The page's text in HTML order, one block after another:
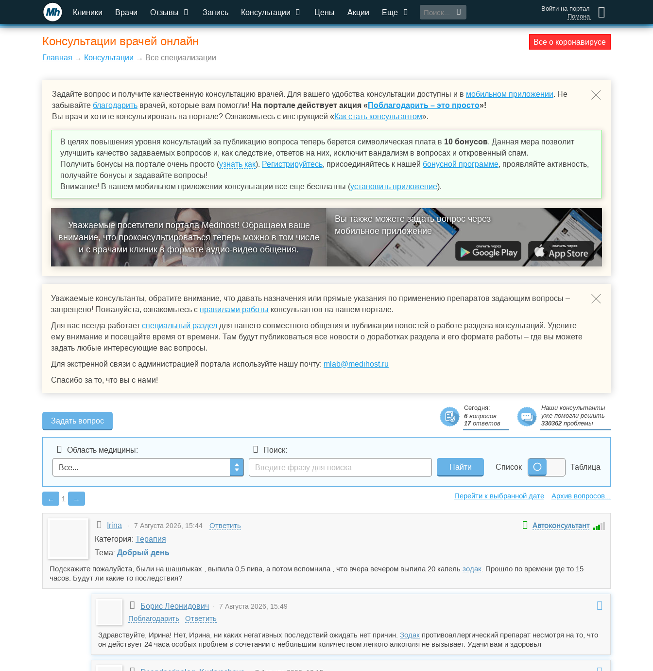
Клиники Врачи Отзывы Запись Консультации Цены Акции Еще
Войти на портал
Помона
Консультации врачей онлайн
Все о коронавирусе
Главная → Консультации → Все специализации
Задайте вопрос и получите качественную консультацию врачей. Для вашего удобства консультации доступны и в мобильном приложении. Не
забывайте благодарить врачей, которые вам помогли! На портале действует акция « Поблагодарить – это просто»!
Вы врач и хотите консультировать на портале? Ознакомьтесь с инструкцией «Как стать консультантом».
В целях повышения уровня консультаций за публикацию вопроса теперь берется символическая плата в 10 бонусов. Данная мера позволит
улучшить качество задаваемых вопросов и, как следствие, ответов на них, исключит вандализм в вопросах и откровенный спам.
Получить бонусы на портале очень просто (узнать как). Регистрируйтесь, присоединяйтесь к нашей бонусной программе, проявляйте активность,
получайте бонусы и задавайте вопросы!
Внимание! В нашем мобильном приложении консультации все еще бесплатны (установить приложение).
Уважаемые посетители портала Medihost! Обращаем ваше
внимание, что проконсультироваться теперь можно в том числе
и с врачами клиник в формате аудио-видео общения.
Вы также можете задать вопрос через
мобильное приложение
Уважаемые консультанты, обратите внимание, что давать назначения или прямые указания по применению препаратов задающим вопросы –
запрещено! Пожалуйста, ознакомьтесь с правилами работы консультантов на нашем портале.
Для вас всегда работает специальный раздел для нашего совместного общения и публикации новостей о работе раздела консультаций. Уделите
ему внимание и посещайте время от времени. Там будут публиковаться все новости о доработках раздела и его формате работы – где вы можете
задать любые интересующие вас вопросы.
Для экстренной связи с администрацией портала используйте нашу почту: mlab@medihost.ru
Спасибо за то, что вы с нами!
Задать вопрос
Сегодня:
6вопросов
17ответов
Наши консультанты
уже помогли решить
330362 проблемы
Область медицины: Поиск:
Таблица
Список
← 1 → Архив вопросов...
Irina · 7 Августа 2026, 15:44 Ответить Автоконсультант
Категория: Терапия
Тема: Добрый день
Подскажите пожалуйста, были на шашлыках , выпила 0,5 пива, а потом вспомнила , что вчера вечером выпила 20 капель зодак . Прошло по времени где то 15
часов. Будут ли какие то последствия?
Борис Леонидович · 7 Августа 2026, 15:49
Поблагодарить
Ответить
Здравствуйте, Ирина! Нет, Ирина, ни каких негативных последствий ожидать нет причин. Зодак противоаллергический препарат несмотря на то, что
он действует 24 часа особых проблем в сочетании с небольшим количеством легкого алкоголя не вызывает. Удачи вам и здоровья